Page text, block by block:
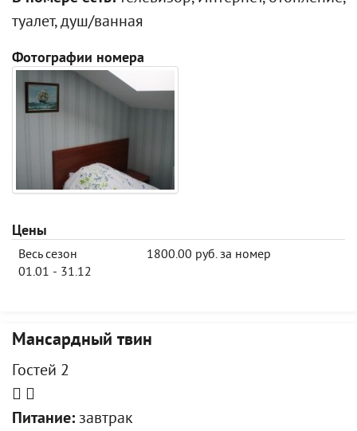
туалет, душ/ванная
Фотографии номера
Цены
Весь сезон
01.01 - 31.12
1800.00 руб. за номер
Мансардный твин
Гостей 2
Питание: завтрак